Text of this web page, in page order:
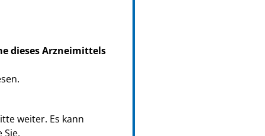
dieses Arzneimittels
weiter. Es kann
Sie.